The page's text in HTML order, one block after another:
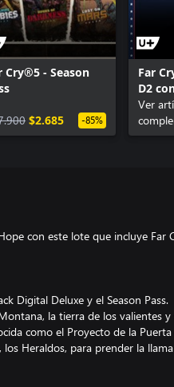
Cry®5 - Season
$2.685 -85%
Far
D2
Ver
con este lote que incluye
Digital Deluxe y el Season Pass.
la tierra de los valientes
como el Proyecto de la
los Heraldos, para prender la